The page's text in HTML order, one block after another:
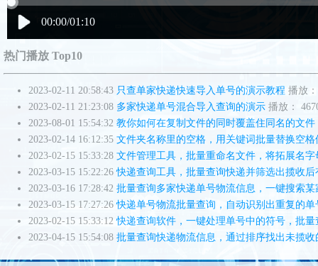
00:00/01:10
热门播放 Top10
2023-02-11 20:58:43 只查单家快递快速导入单号的演示教程 播放
2023-02-11 21:23:08 多家快递单号混合导入查询的演示 播放：
2023-08-01 15:54:32 教你如何在复制文件的同时覆盖住同名的文件
2023-02-14 16:12:35 文件夹名称里的空格，用关键词批量替换空格
2023-02-15 15:33:28 文件管理工具，批量重命名文件，将拓展名字
2023-03-15 15:22:26快递查询工具，批量查询快递并筛选出揽收
2023-03-16 17:28:42 批量查询多家快递单号物流信息，一键搜索
2023-03-15 17:27:26快递单号物流批量查询，自动识别出重复的单
2023-02-15 15:33:12快递查询软件，一键处理单号中的符号，批
2023-04-15 15:54:08 批量查询快递物流信息，通过排序找出未揽